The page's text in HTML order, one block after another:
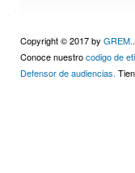
Copyright © 2017 by GREM..
Conoce nuestrocodigo de
Defensor de audiencias.